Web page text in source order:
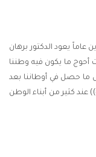
يعود الدكتور برهان
أحوج ما يكون فيه وطننا
ما حصل في أوطاننا بعد
عند كثير من أبناء الوطن